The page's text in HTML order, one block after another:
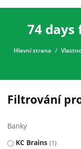
74
Hlavní strana
Filtrování
Banky
KC Brains 1